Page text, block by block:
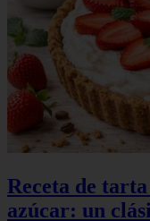
Receta de
azúcar: un